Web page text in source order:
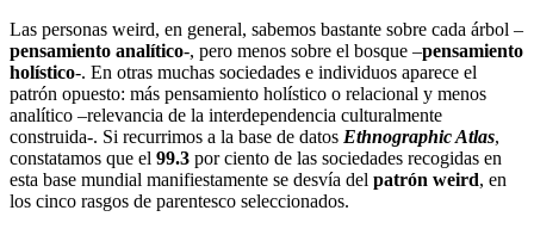
Las personas weird, en general, sabemos bastante sobre cada árbol –
pensamiento analítico-, pero menos sobre el bosque –pensamiento
holístico-. En otras muchas sociedades e individuos aparece el
patrón opuesto: más pensamiento holístico o relacional y menos
analítico –relevancia de la interdependencia culturalmente
construida-. Si recurrimos a la base de datos Ethnographic Atlas,
constatamos que el 99.3 por ciento de las sociedades recogidas en
esta base mundial manifiestamente se desvía del patrón weird, en
los cinco rasgos de parentesco seleccionados.